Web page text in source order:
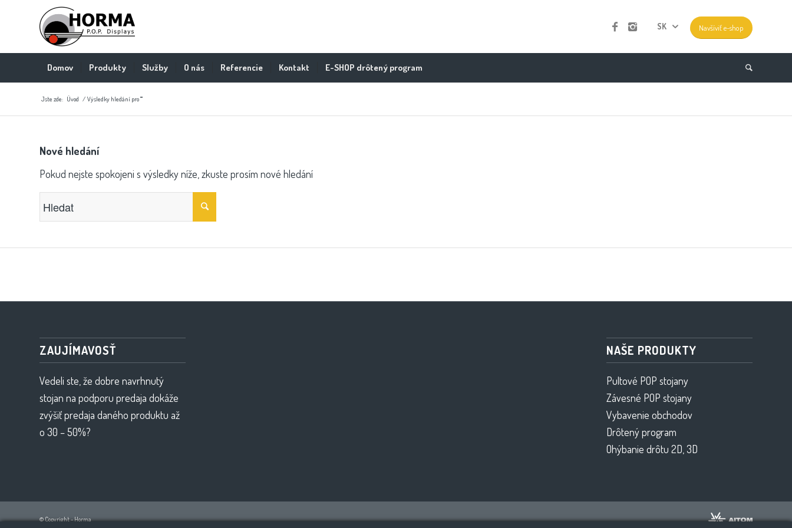
Navšíviť e-shop
SK
Domov Produkty Služby O nás Referencie Kontakt E-SHOP drôtený program
Jste zde: Úvod / Výsledky hledání pro ""
Nové hledání
Pokud nejste spokojeni s výsledky níže, zkuste prosím nové hledání
ZAUJÍMAVOSŤ
Vedeli ste, že dobre navrhnutý
stojan na podporu predaja dokáže
zvýšiť predaja daného produktu až
o 30 – 50%?
NAŠE PRODUKTY
Pultové POP stojany
Závesné POP stojany
Vybavenie obchodov
Drôtený program
Ohýbanie drôtu 2D, 3D
© Copyright - Horma